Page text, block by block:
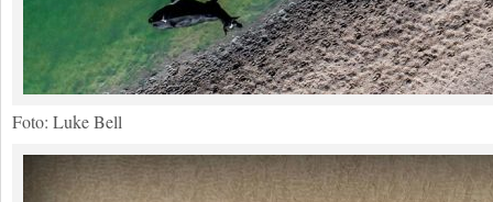
Foto: Luke Bell